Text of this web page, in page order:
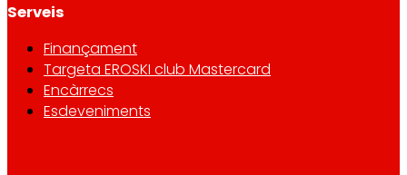
Serveis
Finançament
Targeta EROSKI club Mastercard
Encàrrecs
Esdeveniments